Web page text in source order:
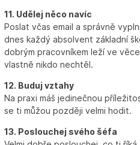
11. Udělej něco navíc
Poslat včas email a správně
dnes každý absolvent základní
dobrým pracovníkem leží ve
vlastně nikdo nechtěl.
12. Buduj vztahy
Na praxi máš jedinečnou
se ti můžou později velmi hodit.
13. Poslouchej svého šéfa